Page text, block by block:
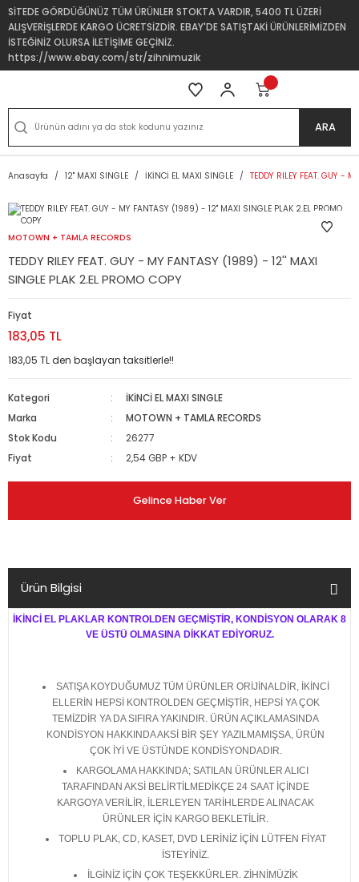
SİTEDE GÖRDÜĞÜNÜZ TÜM ÜRÜNLER STOKTA VARDIR, 5400 TL ÜZERİ
ALIŞVERİŞLERDE KARGO ÜCRETSİZDİR. EBAY'DE SATIŞTAKİ ÜRÜNLERİMİZDEN
İSTEĞİNİZ OLURSA İLETİŞİME GEÇİNİZ.
https://www.ebay.com/str/zihnimuzik
ARA
Anasayfa 12'' MAXI SINGLE İKİNCİ EL MAXI SINGLE TEDDY RILEY FEAT. GUY -
MOTOWN + TAMLA RECORDS
TEDDY RILEY FEAT. GUY - MY FANTASY (1989) - 12'' MAXI
SINGLE PLAK 2.EL PROMO COPY
Fiyat
183,05 TL
183,05 TL den başlayan taksitlerle!!
Kategori
İKİNCİ EL MAXI SINGLE
Marka
MOTOWN + TAMLA RECORDS
Stok Kodu
26277
Fiyat
2,54 GBP + KDV
Gelince Haber Ver
Ürün Bilgisi
İKİNCİ EL PLAKLAR KONTROLDEN GEÇMİŞTİR, KONDİSYON OLARAK 8
VE ÜSTÜ OLMASINA DİKKAT EDİYORUZ.
SATIŞA KOYDUĞUMUZ TÜM ÜRÜNLER ORİJİNALDİR, İKİNCİ
ELLERİN HEPSİ KONTROLDEN GEÇMİŞTİR, HEPSİ YA ÇOK
TEMİZDİR YA DA SIFIRA YAKINDIR. ÜRÜN AÇIKLAMASINDA
KONDİSYON HAKKINDA AKSİ BİR ŞEY YAZILMAMIŞSA, ÜRÜN
ÇOK İYİ VE ÜSTÜNDE KONDİSYONDADIR.
KARGOLAMA HAKKINDA; SATILAN ÜRÜNLER ALICI
TARAFINDAN AKSİ BELİRTİLMEDİKÇE 24 SAAT İÇİNDE
KARGOYA VERİLİR, İLERLEYEN TARİHLERDE ALINACAK
ÜRÜNLER İÇİN KARGO BEKLETİLİR.
TOPLU PLAK, CD, KASET, DVD LERİNİZ İÇİN LÜTFEN FİYAT
İSTEYİNİZ.
İLGİNİZ İÇİN ÇOK TEŞEKKÜRLER. ZİHNİMÜZİK